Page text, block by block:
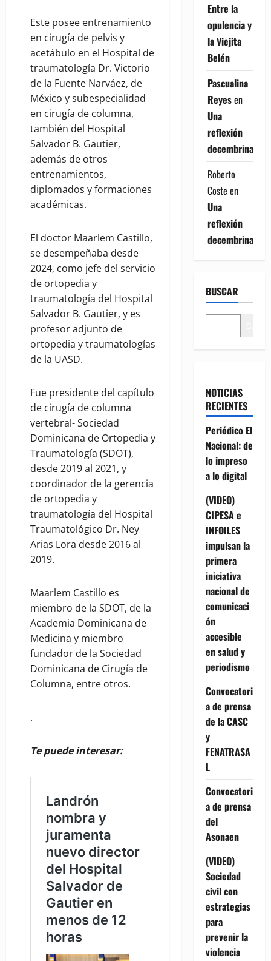
Este posee entrenamiento
en cirugía de pelvis y
acetábulo en el Hospital de
traumatología Dr. Victorio
de la Fuente Narváez, de
México y subespecialidad
en cirugía de columna,
también del Hospital
Salvador B. Gautier,
además de otros
entrenamientos,
diplomados y formaciones
académicas.
El doctor Maarlem Castillo,
se desempeñaba desde
2024, como jefe del servicio
de ortopedia y
traumatología del Hospital
Salvador B. Gautier, y es
profesor adjunto de
ortopedia y traumatologías
de la UASD.
Fue presidente del capítulo
de cirugía de columna
vertebral- Sociedad
Dominicana de Ortopedia y
Traumatología (SDOT),
desde 2019 al 2021, y
coordinador de la gerencia
de ortopedia y
traumatología del Hospital
Traumatológico Dr. Ney
Arias Lora desde 2016 al
2019.
Maarlem Castillo es
miembro de la SDOT, de la
Academia Dominicana de
Medicina y miembro
fundador de la Sociedad
Dominicana de Cirugía de
Columna, entre otros.
.
Te puede interesar:
Entre la
opulencia y
la Viejita
Belén
Pascualina
Reyesen
Una
reflexión
decembrina
Roberto
Coste en
Una
reflexión
decembrina
BUSCAR
NOTICIAS
RECIENTES
Periódico El
Nacional: de
lo impreso
a lo digital
(VIDEO)
CIPESA e
INFOILES
impulsan la
primera
iniciativa
nacional de
comunicaci
ón
accesible
en salud y
periodismo
Convocatori
a de prensa
de la CASC
y
FENATRASA
L
Convocatori
a de prensa
del
Asonaen
(VIDEO)
Sociedad
civil con
estrategias
para
prevenir la
violencia